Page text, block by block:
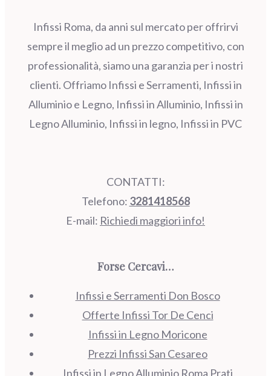
Infissi Roma, da anni sul mercato per offrirvi
sempre il meglio ad un prezzo competitivo, con
professionalità, siamo una garanzia per i nostri
clienti. Offriamo Infissi e Serramenti, Infissi in
Alluminio e Legno, Infissi in Alluminio, Infissi in
Legno Alluminio, Infissi in legno, Infissi in PVC
CONTATTI:
Telefono: 3281418568
E-mail: Richiedi maggiori info!
Forse Cercavi…
Infissi e Serramenti Don Bosco
Offerte Infissi Tor De Cenci
Infissi in Legno Moricone
Prezzi Infissi San Cesareo
Infissi in Legno Alluminio Roma Prati